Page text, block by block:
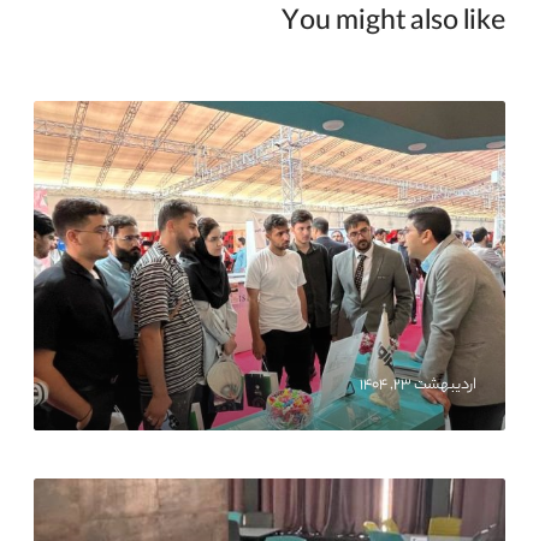
You might also like
اردیبهشت ۲۳, ۱۴۰۴